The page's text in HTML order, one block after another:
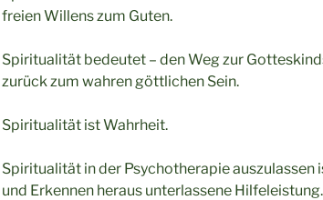
freien Willens zum Guten.
Spiritualität bedeutet – den Weg zur
zurück zum wahren göttlichen Sein.
Spiritualität ist Wahrheit.
Spiritualität in der Psychotherapie auszulassen
und Erkennen heraus unterlassene Hilfeleistung.